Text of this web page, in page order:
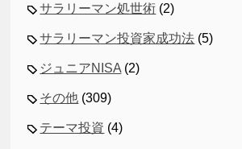
サラリーマン処世術 (2)
サラリーマン投資家成功法 (5)
ジュニアNISA (2)
その他 (309)
テーマ投資 (4)